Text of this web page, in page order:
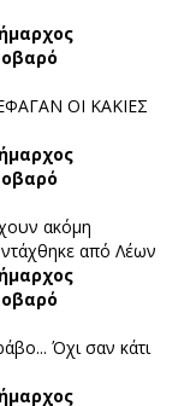
ΟΙ ΚΑΚΙΕΣ
ακόμη
από Λέων
Όχι σαν κάτι